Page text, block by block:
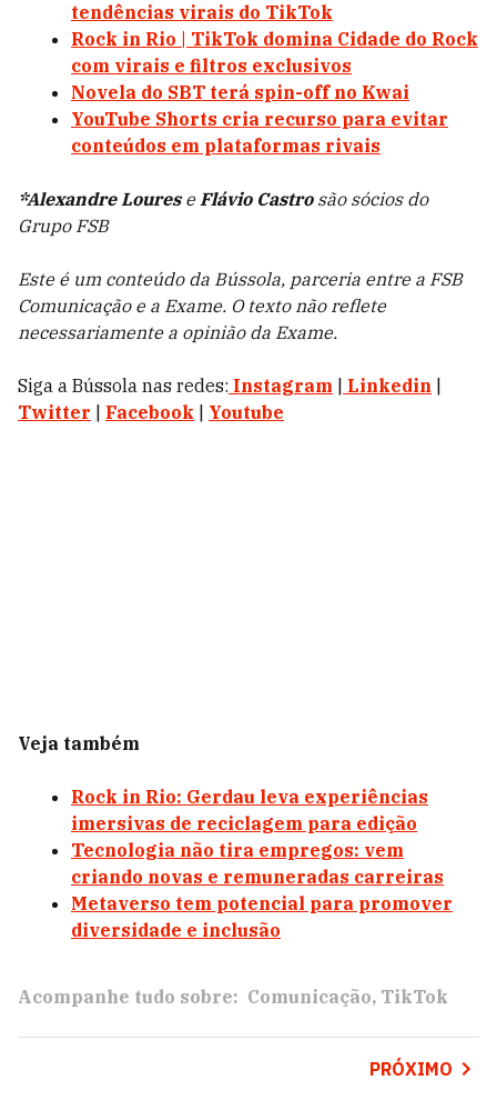
tendências virais do TikTok
Rock in Rio | TikTok domina Cidade do Rock
com virais e filtros exclusivos
Novela do SBT terá spin-off no Kwai
YouTube Shorts cria recurso para evitar
conteúdos em plataformas rivais
*Alexandre LoureseFlávio Castrosão sócios do
Grupo FSB
Este é um conteúdo da Bússola, parceria entre a FSB
Comunicação e a Exame. O texto não reflete
necessariamente a opinião da Exame.
Siga a Bússola nas redes: Instagram Linkedin
Twitter
Facebook Youtube
Veja também
Rock in Rio: Gerdau leva experiências
imersivas de reciclagem para edição
Tecnologia não tira empregos: vem
criando novas e remuneradas carreiras
Metaverso tem potencial para promover
diversidade e inclusão
Acompanhe tudo sobre: Comunicação TikTok
PRÓXIMO